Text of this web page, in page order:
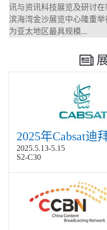
讯与资讯科技展览及研讨在
滨海湾金沙展览中心隆重举
为亚太地区最具规模...
2025.5.13-5.15
S2-C30